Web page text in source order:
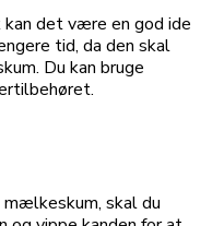
det være en god ide
tid, da den skal
Du kan bruge
mælkeskum, skal du